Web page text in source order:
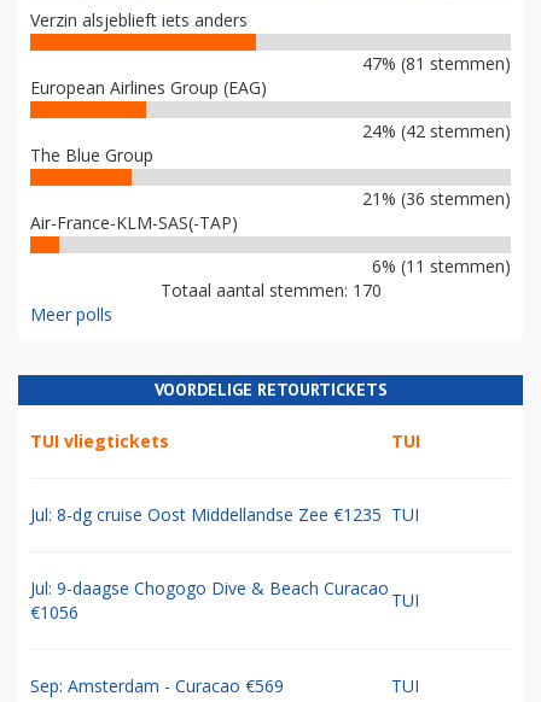
Verzin alsjeblieft iets anders
47% (81 stemmen)
European Airlines Group (EAG)
24% (42 stemmen)
The Blue Group
21% (36 stemmen)
Air-France-KLM-SAS(-TAP)
6% (11 stemmen)
Totaal aantal stemmen: 170
Meer polls
VOORDELIGE RETOURTICKETS
TUI vliegtickets TUI
Jul: 8-dg cruise Oost Middellandse Zee €1235 TUI
Jul: 9-daagse Chogogo Dive & Beach Curacao
€1056
TUI
Sep: Amsterdam - Curacao €569 TUI